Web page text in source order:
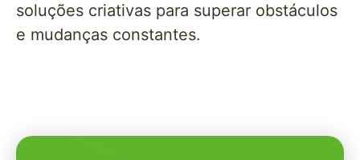
soluções criativas para superar obstáculos
e mudanças constantes.